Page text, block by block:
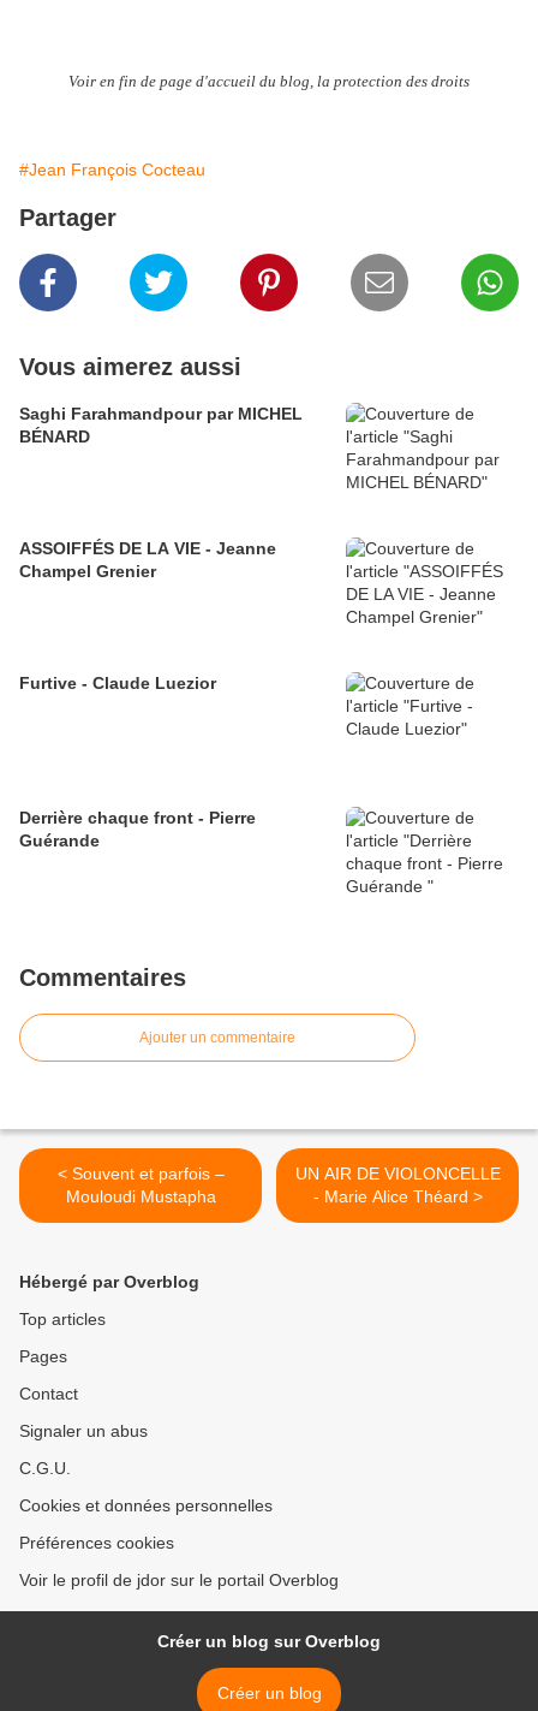
Voir en fin de page d'accueil du blog, la protection des droits
#Jean François Cocteau
Partager
Vous aimerez aussi
Saghi Farahmandpour par MICHEL
BÉNARD
ASSOIFFÉS DE LA VIE - Jeanne
Champel Grenier
Furtive - Claude Luezior
Derrière chaque front - Pierre
Guérande
Commentaires
Ajouter un commentaire
< Souvent et parfois –
Mouloudi Mustapha
UN AIR DE VIOLONCELLE
- Marie Alice Théard >
Hébergé par Overblog
Top articles
Pages
Contact
Signaler un abus
C.G.U.
Cookies et données personnelles
Préférences cookies
Voir le profil de jdor sur le portail Overblog
Créer un blog sur Overblog
Créer un blog